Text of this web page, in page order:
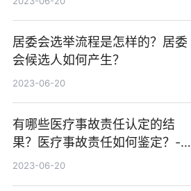
居委会选举流程是怎样的？居委
会候选人如何产生？
2023-06-20
有哪些医疗事故责任认定的结
果？医疗事故责任如何鉴定？-全
球热资讯
2023-06-20